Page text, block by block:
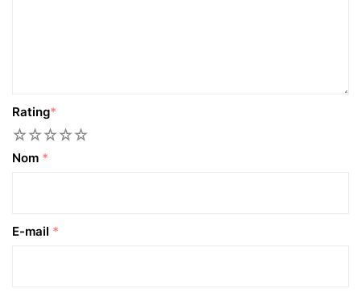
Rating*
5
4
3
2
Nom *
E-mail *